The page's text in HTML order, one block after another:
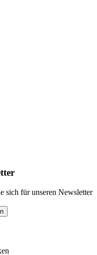
sich für unseren Newsletter